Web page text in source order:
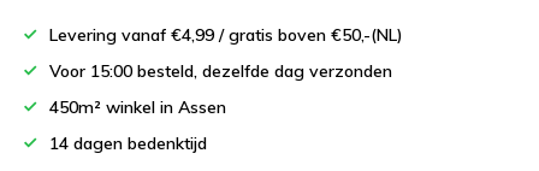
Levering vanaf €4,99 / gratis boven €50,-(NL)
Voor 15:00 besteld, dezelfde dag verzonden
450m² winkel in Assen
14 dagen bedenktijd